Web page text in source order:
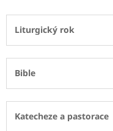
Liturgický rok
Bible
Katecheze a pastorace